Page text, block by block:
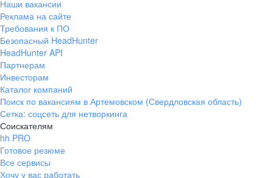
+7 343 226-79-99
pr@ural.hh.ru
ул. Янковского, д. 169, 7 этаж,
706 каб.
+7 861 205-55-57
pr@krd.hh.ru
Владивосток
пер. Ланинский д. 4, офис 3.4
Наши вакансии
Реклама на сайте
Требования к ПО
Безопасный HeadHunter
HeadHunter API
Партнерам
Инвесторам
Каталог компаний
Поиск по вакансиям в Артемовском (Свердловская область)
Сетка: соцсеть для нетворкинга
Соискателям
hh PRO
Готовое резюме
Все сервисы
Хочу у вас работать